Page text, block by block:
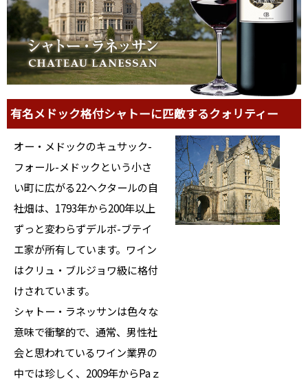
有名メドック格付シャトーに匹敵するクォリティー
オー・メドックのキュサック-
フォール-メドックという小さ
い町に広がる22ヘクタールの自
社畑は、1793年から200年以上
ずっと変わらずデルボ-ブテイ
エ家が所有しています。ワイン
はクリュ・ブルジョワ級に格付
けされています。
シャトー・ラネッサンは色々な
意味で衝撃的で、通常、男性社
会と思われているワイン業界の
中では珍しく、2009年からPaｚ